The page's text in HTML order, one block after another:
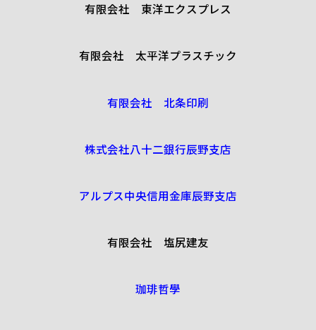
有限会社 東洋エクスプレス
有限会社 太平洋プラスチック
有限会社 北条印刷
株式会社八十二銀行辰野支店
アルプス中央信用金庫辰野支店
有限会社 塩尻建友
珈琲哲學